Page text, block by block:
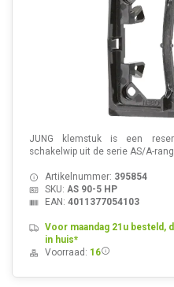
JUNG klemstuk is een
schakelwip uit de serie AS/A-
Artikelnummer: 395854
SKU: AS 90-5 HP
EAN: 4011377054103
Voor maandag 21u besteld,
in huis*
Voorraad: 16